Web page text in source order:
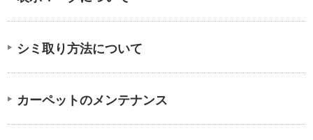
シミ取り方法について
カーペットのメンテナンス